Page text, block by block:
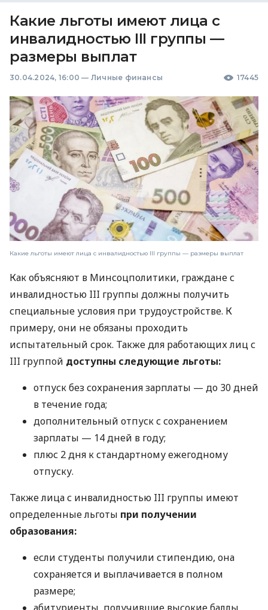
Какие льготы имеют лица с
инвалидностью III группы —
размеры выплат
30.04.2024, 16:00 — Личные финансы 17445
Какие льготы имеют лица с инвалидностью III группы — размеры выплат
Как объясняют в Минсоцполитики, граждане с
инвалидностью III группы должны получить
специальные условия при трудоустройстве. К
примеру, они не обязаны проходить
испытательный срок. Также для работающих лиц с
III группой доступны следующие льготы:
отпуск без сохранения зарплаты — до 30 дней
в течение года;
дополнительный отпуск с сохранением
зарплаты — 14 дней в году;
плюс 2 дня к стандартному ежегодному
отпуску.
Также лица с инвалидностью III группы имеют
определенные льготы при получении
образования:
если студенты получили стипендию, она
сохраняется и выплачивается в полном
размере;